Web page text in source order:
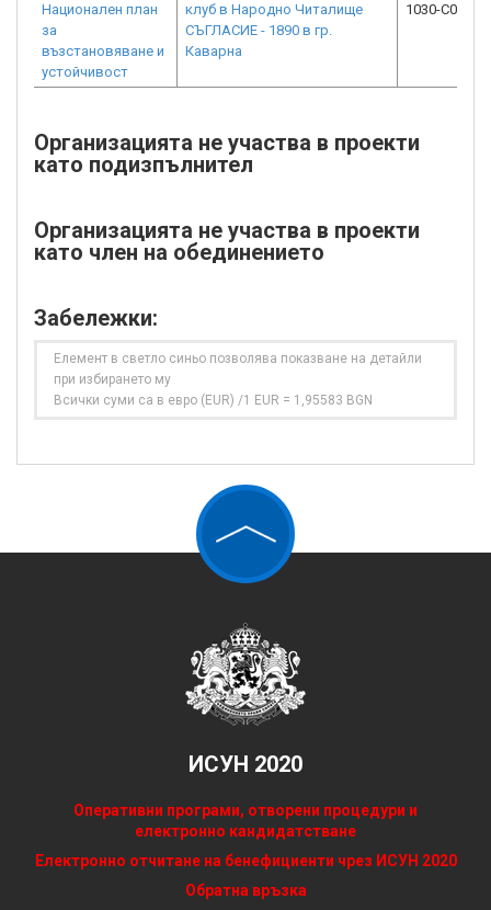
Национален план
за
възстановяване и
устойчивост
клуб в Народно Читалище
СЪГЛАСИЕ - 1890 в гр.
Каварна
1030-C01
Организацията не участва в проекти
като подизпълнител
Организацията не участва в проекти
като член на обединението
Забележки:
Елемент в светло синьо позволява показване на детайли
при избирането му
Всички суми са в евро (EUR) /1 EUR = 1,95583 BGN
ИСУН 2020
Оперативни програми, отворени процедури и
електронно кандидатстване
Електронно отчитане на бенефициенти чрез ИСУН 2020
Обратна връзка